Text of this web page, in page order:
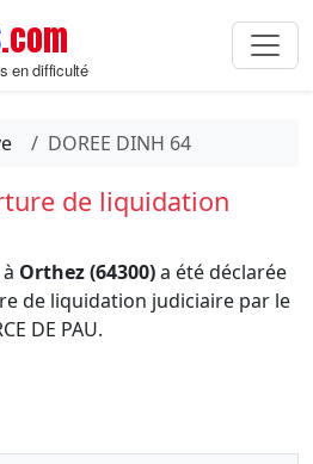
.com
en difficulté
DOREE DINH 64
de liquidation
Orthez (64300)a été déclarée
de liquidation judiciaire par le
DE PAU.